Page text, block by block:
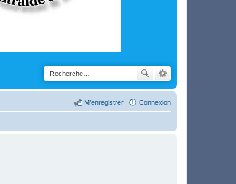
Connexion
M’enregistrer